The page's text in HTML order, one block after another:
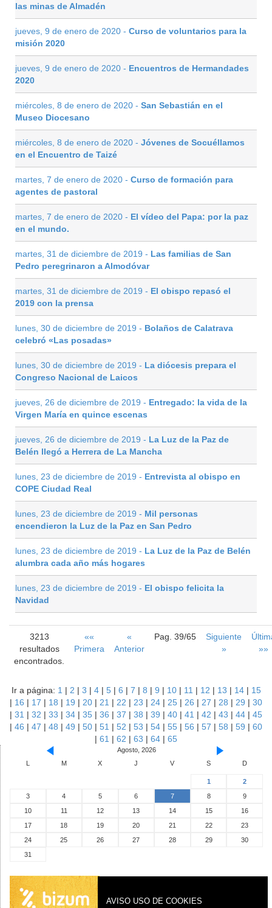
las minas de Almadén
jueves, 9 de enero de 2020 - Curso de voluntarios para la
misión 2020
jueves, 9 de enero de 2020 - Encuentros de Hermandades
2020
miércoles, 8 de enero de 2020 - San Sebastián en el
Museo Diocesano
miércoles, 8 de enero de 2020 - Jóvenes de Socuéllamos
en el Encuentro de Taizé
martes, 7 de enero de 2020 - Curso de formación para
agentes de pastoral
martes, 7 de enero de 2020 - El vídeo del Papa: por la paz
en el mundo.
martes, 31 de diciembre de 2019 - Las familias de San
Pedro peregrinaron a Almodóvar
martes, 31 de diciembre de 2019 - El obispo repasó el
2019 con la prensa
lunes, 30 de diciembre de 2019 - Bolaños de Calatrava
celebró «Las posadas»
lunes, 30 de diciembre de 2019 - La diócesis prepara el
Congreso Nacional de Laicos
jueves, 26 de diciembre de 2019 - Entregado: la vida de la
Virgen María en quince escenas
jueves, 26 de diciembre de 2019 - La Luz de la Paz de
Belén llegó a Herrera de La Mancha
lunes, 23 de diciembre de 2019 - Entrevista al obispo en
COPE Ciudad Real
lunes, 23 de diciembre de 2019 - Mil personas
encendieron la Luz de la Paz en San Pedro
lunes, 23 de diciembre de 2019 - La Luz de la Paz de Belén
alumbra cada año más hogares
lunes, 23 de diciembre de 2019 - El obispo felicita la
Navidad
3213
resultados
encontrados.
««
Primera
«
Anterior
Pag. 39/65
Siguiente
»
»»
Ir a página: 1 | 2 | 3 | 4 | 5 | 6 | 7 | 8 | 9 | 10 | 11 | 12 | 13 | 14 | 15
| 16 | 17 | 18 | 19 | 20 | 21 | 22 | 23 | 24 | 25 | 26 | 27 | 28 | 29 | 30
| 31 | 32 | 33 | 34 | 35 | 36 | 37 | 38 | 39 | 40 | 41 | 42 | 43 | 44 | 45
| 46 | 47 | 48 | 49 | 50 | 51 | 52 | 53 | 54 | 55 | 56 | 57 | 58 | 59 | 60
| 61 | 62 | 63 | 64 | 65
Agosto, 2026
L
M X J V S D
1
2
3
4 5 6 7 8
9
10
11 12 13 14 15
16
17
18 19 20 21 22
23
24
25 26 27 28 29
30
31
AVISO USO DE COOKIES